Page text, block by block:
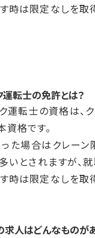
時は限定なしを取
運転士の免許とは？
ク運転士の資格は、
格です。
た場合はクレー
いとされますが、
時は限定なしを取
人はどんなものが